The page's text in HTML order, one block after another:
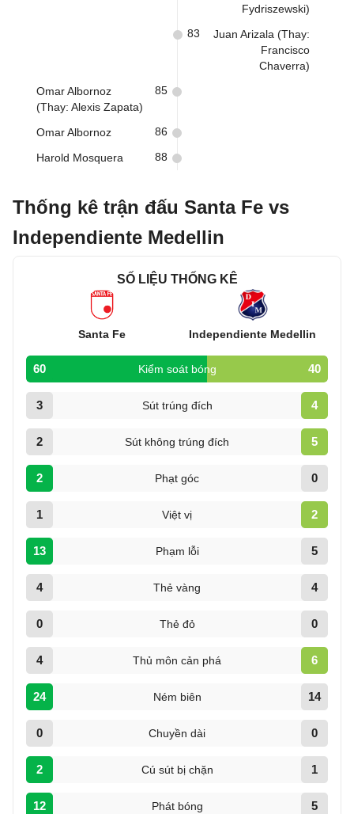
Fydriszewski)
Juan Arizala (Thay:
Francisco
Chaverra)
83
Omar Albornoz
(Thay: Alexis Zapata)
85
Omar Albornoz 86
Harold Mosquera 88
Thống kê trận đấu Santa Fe vs
Independiente Medellin
SỐ LIỆU THỐNG KÊ
Santa Fe Independiente Medellin
60 Kiểm soát bóng 40
3 Sút trúng đích 4
2 Sút không trúng đích 5
2 Phạt góc 0
1 Việt vị 2
13 Phạm lỗi 5
4 Thẻ vàng 4
0 Thẻ đỏ 0
4 Thủ môn cản phá 6
24 Ném biên 14
0 Chuyền dài 0
2 Cú sút bị chặn 1
12 Phát bóng 5